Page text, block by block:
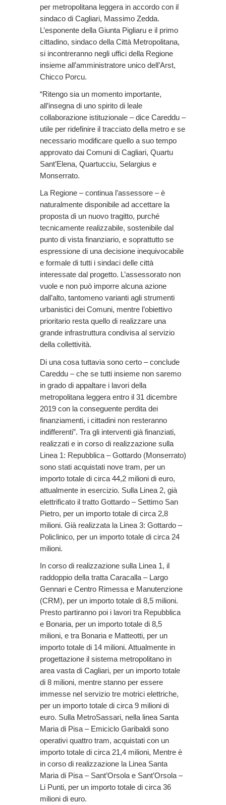
per metropolitana leggera in accordo con il
sindaco di Cagliari, Massimo Zedda.
L’esponente della Giunta Pigliaru e il primo
cittadino, sindaco della Città Metropolitana,
si incontreranno negli uffici della Regione
insieme all’amministratore unico dell’Arst,
Chicco Porcu.
“Ritengo sia un momento importante,
all’insegna di uno spirito di leale
collaborazione istituzionale – dice Careddu –
utile per ridefinire il tracciato della metro e se
necessario modificare quello a suo tempo
approvato dai Comuni di Cagliari, Quartu
Sant’Elena, Quartucciu, Selargius e
Monserrato.
La Regione – continua l’assessore – è
naturalmente disponibile ad accettare la
proposta di un nuovo tragitto, purché
tecnicamente realizzabile, sostenibile dal
punto di vista finanziario, e soprattutto se
espressione di una decisione inequivocabile
e formale di tutti i sindaci delle città
interessate dal progetto. L’assessorato non
vuole e non può imporre alcuna azione
dall’alto, tantomeno varianti agli strumenti
urbanistici dei Comuni, mentre l’obiettivo
prioritario resta quello di realizzare una
grande infrastruttura condivisa al servizio
della collettività.
Di una cosa tuttavia sono certo – conclude
Careddu – che se tutti insieme non saremo
in grado di appaltare i lavori della
metropolitana leggera entro il 31 dicembre
2019 con la conseguente perdita dei
finanziamenti, i cittadini non resteranno
indifferenti”. Tra gli interventi già finanziati,
realizzati e in corso di realizzazione sulla
Linea 1: Repubblica – Gottardo (Monserrato)
sono stati acquistati nove tram, per un
importo totale di circa 44,2 milioni di euro,
attualmente in esercizio. Sulla Linea 2, già
elettrificato il tratto Gottardo – Settimo San
Pietro, per un importo totale di circa 2,8
milioni. Già realizzata la Linea 3: Gottardo –
Policlinico, per un importo totale di circa 24
milioni.
In corso di realizzazione sulla Linea 1, il
raddoppio della tratta Caracalla – Largo
Gennari e Centro Rimessa e Manutenzione
(CRM), per un importo totale di 8,5 milioni.
Presto partiranno poi i lavori tra Repubblica
e Bonaria, per un importo totale di 8,5
milioni, e tra Bonaria e Matteotti, per un
importo totale di 14 milioni. Attualmente in
progettazione il sistema metropolitano in
area vasta di Cagliari, per un importo totale
di 8 milioni, mentre stanno per essere
immesse nel servizio tre motrici elettriche,
per un importo totale di circa 9 milioni di
euro. Sulla MetroSassari, nella linea Santa
Maria di Pisa – Emiciclo Garibaldi sono
operativi quattro tram, acquistati con un
importo totale di circa 21,4 milioni, Mentre è
in corso di realizzazione la Linea Santa
Maria di Pisa – Sant’Orsola e Sant’Orsola –
Li Punti, per un importo totale di circa 36
milioni di euro.